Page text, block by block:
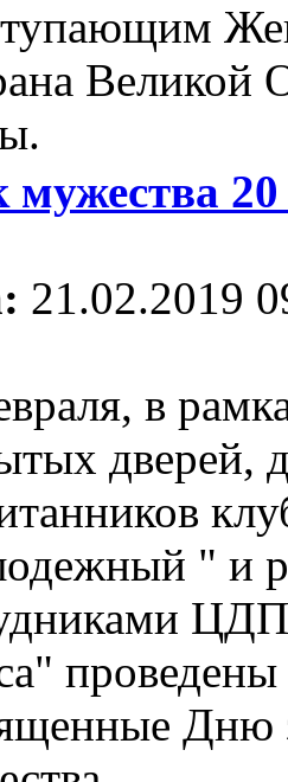
Великой
мужества
21.02.2019
в
дверей,
" и
проведены
Дню